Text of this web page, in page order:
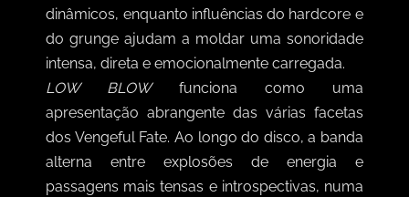
dinâmicos, enquanto influências do hardcore e
do grunge ajudam a moldar uma sonoridade
intensa, direta e emocionalmente carregada.
LOW BLOWfunciona como uma
apresentação abrangente das várias facetas
dos Vengeful Fate. Ao longo do disco, a banda
alterna entre explosões de energia e
passagens mais tensas e introspectivas, numa